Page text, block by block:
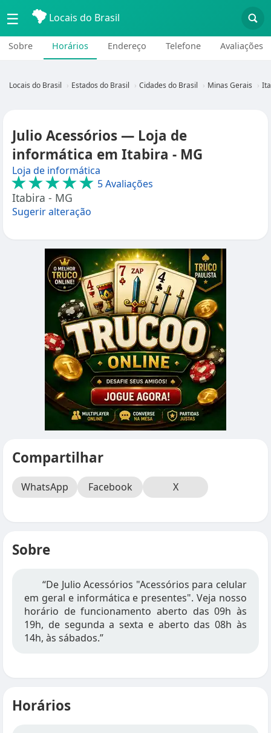
☰ Locais do Brasil
Sobre Horários Endereço Telefone Avaliações
Locais do Brasil Estados do Brasil Cidades do Brasil Minas Gerais
Julio Acessórios — Loja de
informática em Itabira - MG
Loja de informática
★★★★★ 5 Avaliações
Itabira - MG
Sugerir alteração
Compartilhar
WhatsApp Facebook X
Sobre
“De Julio Acessórios "Acessórios para celular
em geral e informática e presentes". Veja nosso
horário de funcionamento aberto das 09h às
19h, de segunda a sexta e aberto das 08h às
14h, às sábados.”
Horários